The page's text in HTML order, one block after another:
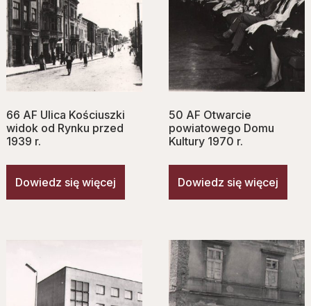
66 AF Ulica Kościuszki
widok od Rynku przed
1939 r.
Dowiedz się więcej
50 AF Otwarcie
powiatowego Domu
Kultury 1970 r.
Dowiedz się więcej